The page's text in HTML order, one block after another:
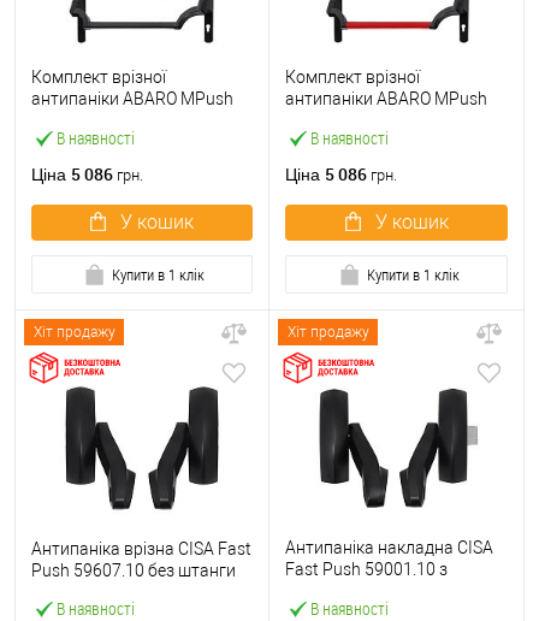
В наявності
Комплект врізної
антипаніки ABARO МPush
чорний із замком та ручкою
Ціна 5 086 грн.
У кошик
Купити в 1 клік
В наявності
Комплект врізної
антипаніки ABARO МPush
червоний із замком та
Ціна 5 086 грн.
У кошик
Купити в 1 клік
Хіт продажу
В наявності
Антипаніка врізна CISA Fast
Push 59607.10 без штанги
Хіт продажу
В наявності
Антипаніка накладна CISA
Fast Push 59001.10 з